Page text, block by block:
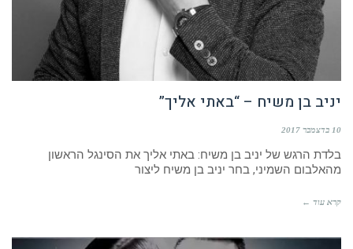
יניב בן משיח – “באתי אליך”
10 בדצמבר 2017
בלדת הרגש של יניב בן משיח: באתי אליך את הסינגל הראשון
מהאלבום השמיני, בחר יניב בן משיח ליצור
קרא עוד ←